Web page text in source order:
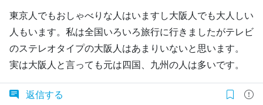
東京人でもおしゃべりな人はいますし大阪人でも大人しい
人もいます。私は全国いろいろ旅行に行きましたがテレビ
のステレオタイプの大阪人はあまりいないと思います。
実は大阪人と言っても元は四国、九州の人は多いです。
返信する